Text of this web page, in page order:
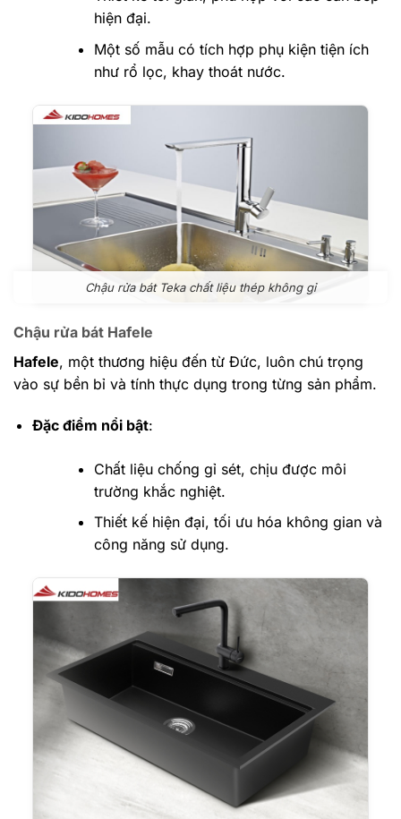
hiện đại.
Một số mẫu có tích hợp phụ kiện tiện ích
như rổ lọc, khay thoát nước.
Chậu rửa bát Teka chất liệu thép không gỉ
Chậu rửa bát Hafele
Hafele, một thương hiệu đến từ Đức, luôn chú trọng
vào sự bền bỉ và tính thực dụng trong từng sản phẩm.
Đặc điểm nổi bật:
Chất liệu chống gỉ sét, chịu được môi
trường khắc nghiệt.
Thiết kế hiện đại, tối ưu hóa không gian và
công năng sử dụng.